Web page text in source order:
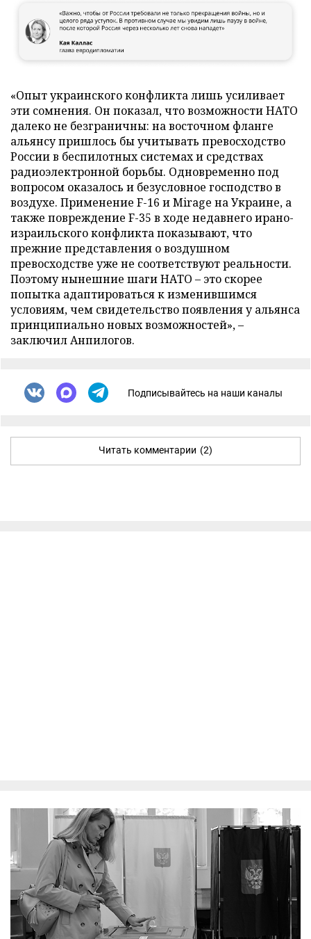
«Опыт украинского конфликта лишь усиливает
эти сомнения. Он показал, что возможности НАТО
далеко не безграничны: на восточном фланге
альянсу пришлось бы учитывать превосходство
России в беспилотных системах и средствах
радиоэлектронной борьбы. Одновременно под
вопросом оказалось и безусловное господство в
воздухе. Применение F-16 и Mirage на Украине, а
также повреждение F-35 в ходе недавнего ирано-
израильского конфликта показывают, что
прежние представления о воздушном
превосходстве уже не соответствуют реальности.
Поэтому нынешние шаги НАТО – это скорее
попытка адаптироваться к изменившимся
условиям, чем свидетельство появления у альянса
принципиально новых возможностей», –
заключил Анпилогов.
Подписывайтесь на наши каналы
Читать комментарии (2)